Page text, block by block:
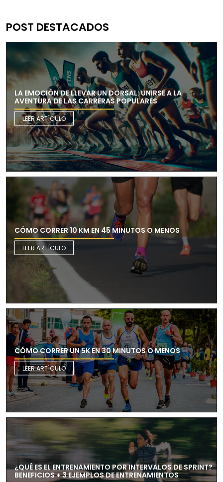
POST DESTACADOS
LA EMOCIÓN DE LLEVAR UN DORSAL: UNIRSE A LA
AVENTURA DE LAS CARRERAS POPULARES
LEER ARTÍCULO
CÓMO CORRER 10 KM EN 45 MINUTOS O MENOS
LEER ARTÍCULO
CÓMO CORRER UN 5K EN 30 MINUTOS O MENOS
LEER ARTÍCULO
¿QUÉ ES EL ENTRENAMIENTO POR INTERVALOS DE SPRINT?
BENEFICIOS + 3 EJEMPLOS DE ENTRENAMIENTOS